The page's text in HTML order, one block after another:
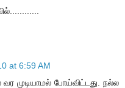
at 6:59 AM
முடியாமல் போய்விட்டது. நல்ல